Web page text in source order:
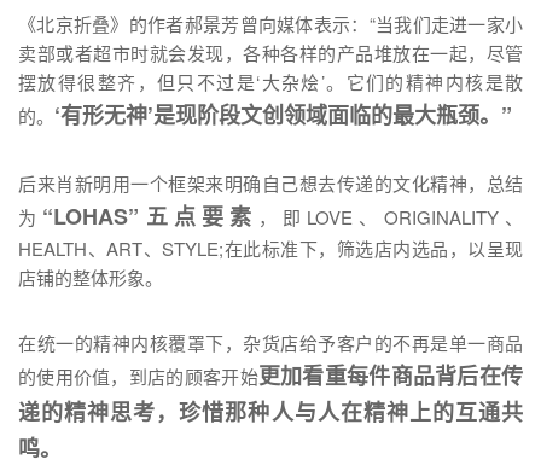
《北京折叠》的作者郝景芳曾向媒体表示：“当我们走进一家小
卖部或者超市时就会发现，各种各样的产品堆放在一起，尽管
摆放得很整齐，但只不过是‘大杂烩’。它们的精神内核是散
的。 ‘有形无神’是现阶段文创领域面临的最大瓶颈。”
后来肖新明用一个框架来明确自己想去传递的文化精神，总结
为 “LOHAS”五点要素 ，即LOVE、ORIGINALITY、
HEALTH、ART、STYLE;在此标准下，筛选店内选品，以呈现
店铺的整体形象。
在统一的精神内核覆罩下，杂货店给予客户的不再是单一商品
的使用价值，到店的顾客开始更加看重每件商品背后在传
递的精神思考，珍惜那种人与人在精神上的互通共
鸣。